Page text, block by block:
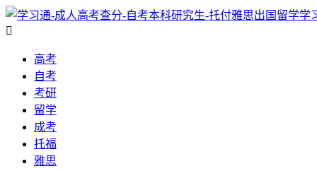
学

高考
自考
考研
留学
成考
托福
雅思